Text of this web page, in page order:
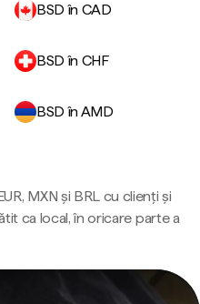
BSD în CAD
BSD în CHF
BSD în AMD
MXN și BRL cu clienți și
ca local, în oricare parte a